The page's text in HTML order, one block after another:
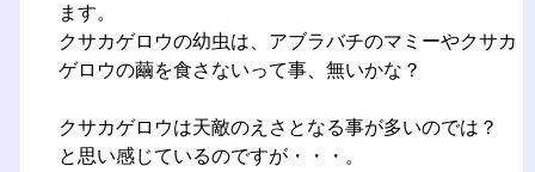
ます。
クサカゲロウの幼虫は、アブラバチのマミーやクサカ
ゲロウの繭を食さないって事、無いかな？
クサカゲロウは天敵のえさとなる事が多いのでは？
と思い感じているのですが・・・。